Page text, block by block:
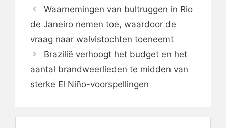
Waarnemingen van bultruggen in Rio
de Janeiro nemen toe, waardoor de
vraag naar walvistochten toeneemt
Brazilië verhoogt het budget en het
aantal brandweerlieden te midden van
sterke El Niño-voorspellingen